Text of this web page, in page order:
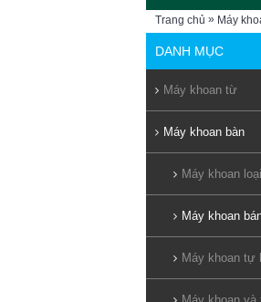
Trang chủ » Máy
DANH MỤC
Máy khoan từ
Máy khoan bàn
Máy khoan
Máy khoan
Máy khoan tự